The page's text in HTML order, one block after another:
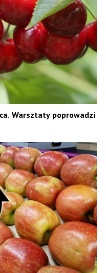
Warsztaty poprowadzi